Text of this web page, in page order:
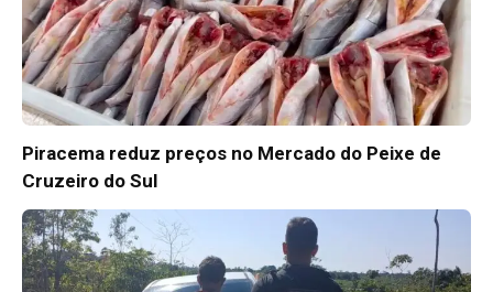
Piracema reduz preços no Mercado do Peixe de
Cruzeiro do Sul